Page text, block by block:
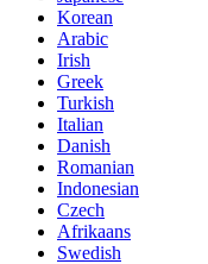
Korean
Arabic
Irish
Greek
Turkish
Italian
Danish
Romanian
Indonesian
Czech
Afrikaans
Swedish